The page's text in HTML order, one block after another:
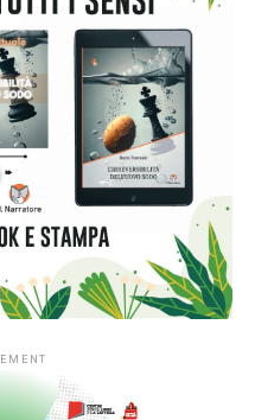
infanzia.
grazie alsostegno
2022 ha accompagnato lo
NIDI, il progetto
in Lombardia e
Cusio-Ossola,
In quattro anni la
a 350 asili nido situati
aree, contribuendo ad
L’estensione del progetto
di mandato Anita –